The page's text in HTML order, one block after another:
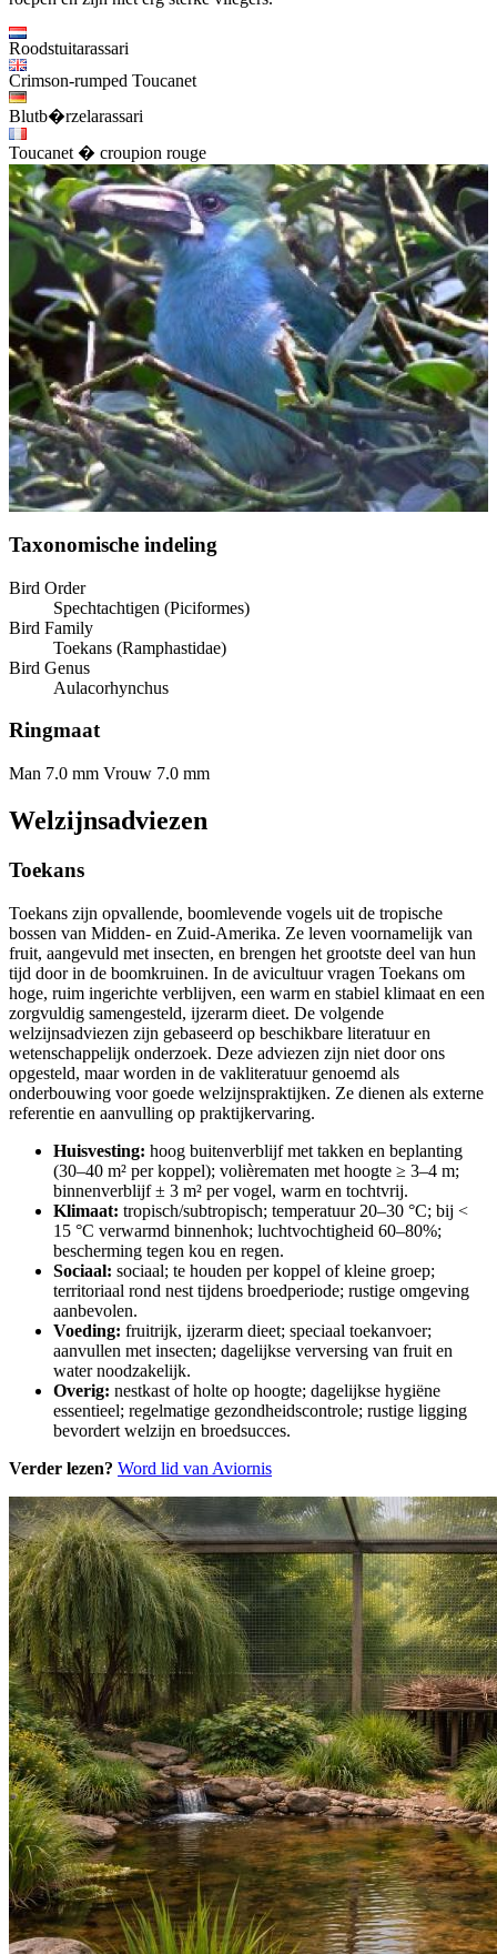
Roodstuitarassari
Crimson-rumped Toucanet
Blutb�rzelarassari
Toucanet � croupion rouge
Taxonomische indeling
Bird Order
Spechtachtigen (Piciformes)
Bird Family
Toekans (Ramphastidae)
Bird Genus
Aulacorhynchus
Ringmaat
Man 7.0 mm Vrouw 7.0 mm
Welzijnsadviezen
Toekans
Toekans zijn opvallende, boomlevende vogels uit de tropische
bossen van Midden- en Zuid-Amerika. Ze leven voornamelijk van
fruit, aangevuld met insecten, en brengen het grootste deel van hun
tijd door in de boomkruinen. In de avicultuur vragen Toekans om
hoge, ruim ingerichte verblijven, een warm en stabiel klimaat en een
zorgvuldig samengesteld, ijzerarm dieet. De volgende
welzijnsadviezen zijn gebaseerd op beschikbare literatuur en
wetenschappelijk onderzoek. Deze adviezen zijn niet door ons
opgesteld, maar worden in de vakliteratuur genoemd als
onderbouwing voor goede welzijnspraktijken. Ze dienen als externe
referentie en aanvulling op praktijkervaring.
Huisvesting: hoog buitenverblijf met takken en beplanting
(30–40 m² per koppel); volièrematen met hoogte ≥ 3–4 m;
binnenverblijf ± 3 m² per vogel, warm en tochtvrij.
Klimaat: tropisch/subtropisch; temperatuur 20–30 °C; bij <
15 °C verwarmd binnenhok; luchtvochtigheid 60–80%;
bescherming tegen kou en regen.
Sociaal: sociaal; te houden per koppel of kleine groep;
territoriaal rond nest tijdens broedperiode; rustige omgeving
aanbevolen.
Voeding: fruitrijk, ijzerarm dieet; speciaal toekanvoer;
aanvullen met insecten; dagelijkse verversing van fruit en
water noodzakelijk.
Overig: nestkast of holte op hoogte; dagelijkse hygiëne
essentieel; regelmatige gezondheidscontrole; rustige ligging
bevordert welzijn en broedsucces.
Verder lezen? Word lid van Aviornis